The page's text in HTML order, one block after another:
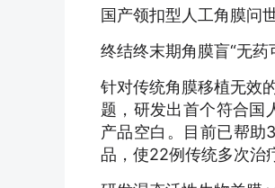
国产领扣型人工角膜问
终结终末期角膜盲“无药
针对传统角膜移植无效
题，研发出首个符合国
产品空白。目前已帮助
品，使22例传统多次治